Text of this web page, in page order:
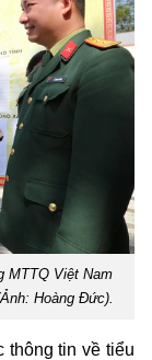
MTTQ Việt Nam
Hoàng Đức).
thông tin về tiểu